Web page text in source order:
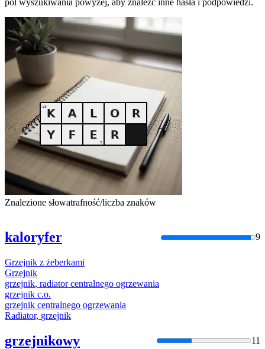
pól wyszukiwania powyżej, aby znaleźć inne hasła i podpowiedzi.
Znalezione słowatrafność/liczba znaków
kaloryfer 9
Grzejnik z żeberkami
Grzejnik
grzejnik, radiator centralnego ogrzewania
grzejnik c.o.
grzejnik centralnego ogrzewania
Radiator, grzejnik
grzejnikowy 11